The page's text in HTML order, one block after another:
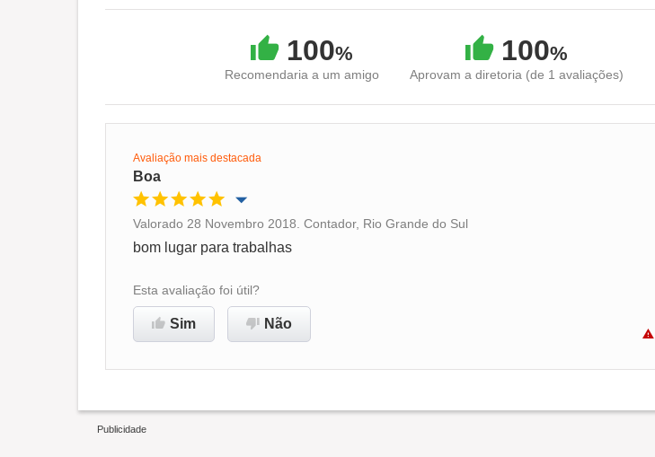
100%
Recomendaria a um amigo
100%
Aprovam a diretoria (de 1 avaliações)
Avaliação mais destacada
Boa
Oportunidade de promoção
Ambiente de trabalho
Recomenda esta empresa
Valorado 28 Novembro 2018. Contador, Rio Grande do Sul
bom lugar para trabalhas
Esta avaliação foi útil?
Sim Não